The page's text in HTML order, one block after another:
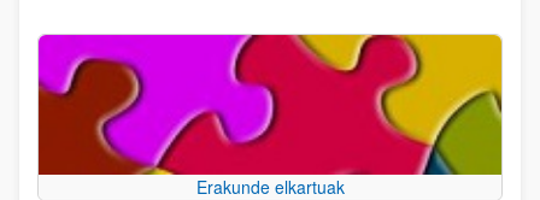
Erakunde elkartuak